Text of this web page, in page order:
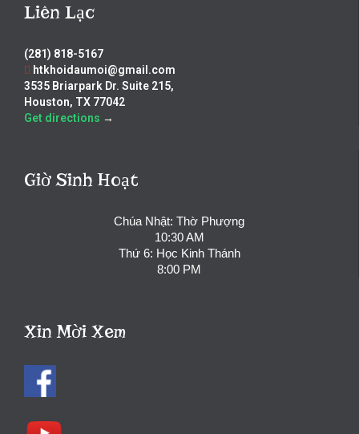
Liên Lạc
(281) 818-5167
htkhoidaumoi@gmail.com
3535 Briarpark Dr. Suite 215,
Houston, TX 77042
Get directions →
Giờ Sinh Hoạt
Chúa Nhật: Thờ Phượng
10:30 AM
Thứ 6: Học Kinh Thánh
8:00 PM
Xin Mời Xem